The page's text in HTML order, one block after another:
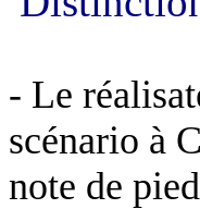
- Le
scénario à
note de